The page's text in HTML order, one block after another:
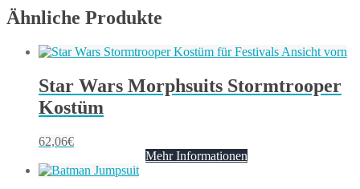
Ähnliche Produkte
Star Wars Morphsuits Stormtrooper
Kostüm
62,06€
Mehr Informationen